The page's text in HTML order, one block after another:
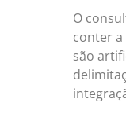
O
conter a
são